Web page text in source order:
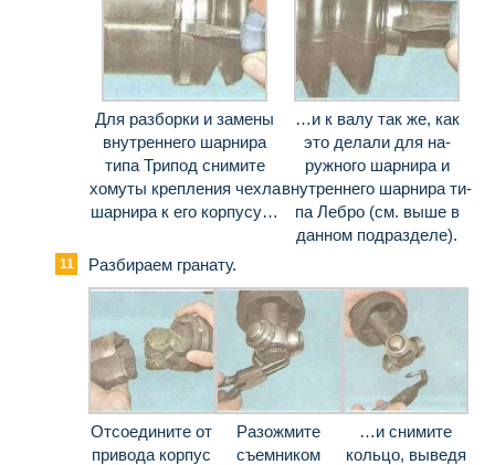
Для разборки и замены
внутреннего шарнира
типа Трипод снимите
хомуты крепления чехла
шарнира к его корпусу…
…и к валу так же, как
это делали для на­
ружного шарнира и
внутреннего шарнира ти­
па Лебро (см. выше в
данном подразделе).
Разбираем гранату.
Отсоедините от
привода корпус
Разожмите
съемником
…и снимите
кольцо, выведя